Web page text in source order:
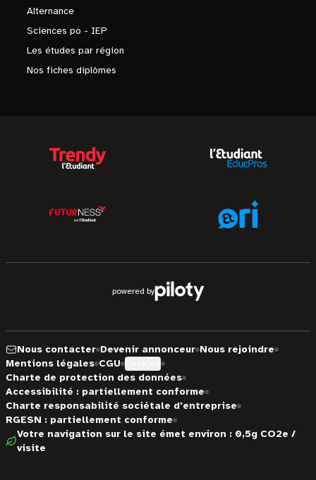
Alternance
Sciences po - IEP
Les études par région
Nos fiches diplômes
powered by
Nous contacter Devenir annonceur Nous rejoindre
Mentions légales CGU
Charte de protection des données
Accessibilité : partiellement conforme
Charte responsabilité sociétale d'entreprise
RGESN : partiellement conforme
Votre navigation sur le site émet environ : 0,5g CO2e /
visite